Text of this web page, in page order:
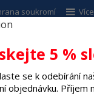
soukromí Více
SPOTŘEBIČE
5 %
se k odebírání
objednávku. Příjem